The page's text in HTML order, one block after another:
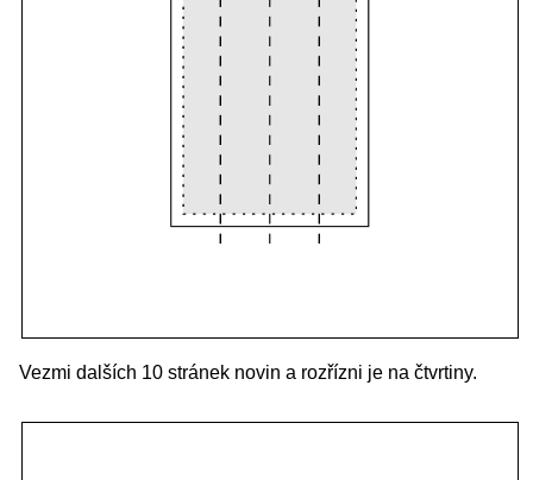
Vezmi dalších 10 stránek novin a rozřízni je na čtvrtiny.